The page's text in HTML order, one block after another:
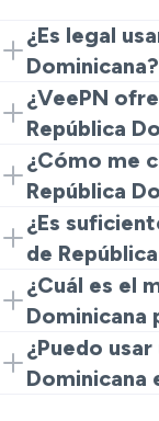
¿Es legal
Dominicana?
Sí. Usar un
privacidad y
Solo sigue las
responsable.
¿VeePN
República
Sí. Puedes
República
navegador y
¿Cómo me
República
Descarga
República
¿Es
de
Una opción de
funciona bien
Un uso más
completas.
¿Cuál es el
Dominicana
La fuerte
servidores
cubre estos
¿Puedo
Dominicana